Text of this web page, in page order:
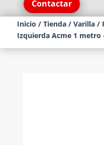
Contactar
Inicio / Tienda/ Varilla/
Izquierda Acme 1 metro